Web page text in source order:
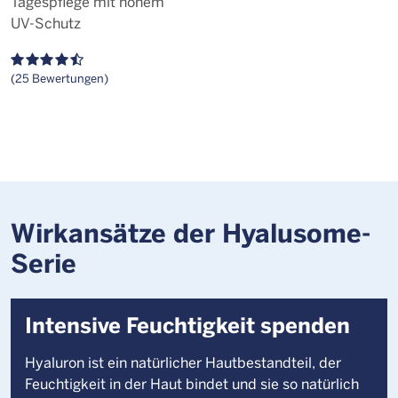
UV-Schutz
(25 Bewertungen)
Wirkansätze der Hyalusome-
Serie
Intensive Feuchtigkeit spenden
Hyaluron ist ein natürlicher Hautbestandteil, der
Feuchtigkeit in der Haut bindet und sie so natürlich